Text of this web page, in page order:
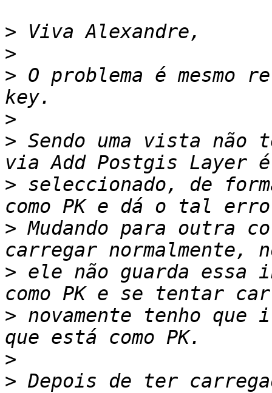
>
>
> O problema é mesmo
>
> Sendo uma vista não
> seleccionado, de
> Mudando para outra
> ele não guarda essa
> novamente tenho que
>
> Depois de ter